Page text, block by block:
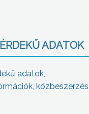
ADATOK
adatok,